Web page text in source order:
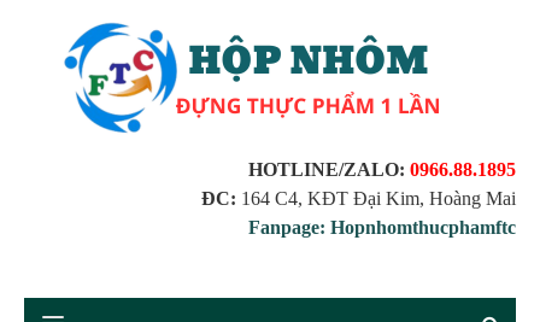
HOTLINE/ZALO: 0966.88.1895
ĐC: 164 C4, KĐT Đại Kim, Hoàng Mai
Fanpage: Hopnhomthucphamftc